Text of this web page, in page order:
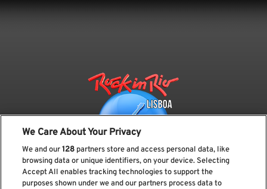
We Care About Your Privacy
We and our128 partners store and access personal data, like
browsing data or unique identifiers, on your device. Selecting
Accept All enables tracking technologies to support the
purposes shown under we and our partners process data to